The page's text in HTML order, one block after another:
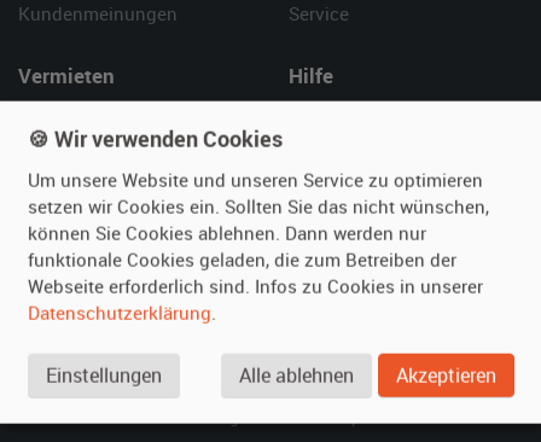
Kundenmeinungen
Service
Vermieten
Fotos senden
Fragen für Vermieter
Inserat verwalten
Hilfe
Kontakt
SPECIAL
Berühmte Filmautos –
🍪 Wir verwenden Cookies
Um unsere Website und unseren Service zu optimieren
setzen wir Cookies ein. Sollten Sie das nicht wünschen,
können Sie Cookies ablehnen. Dann werden nur
funktionale Cookies geladen, die zum Betreiben der
Webseite erforderlich sind. Infos zu Cookies in unserer
Datenschutzerklärung.
Einstellungen Alle ablehnen Akzeptieren